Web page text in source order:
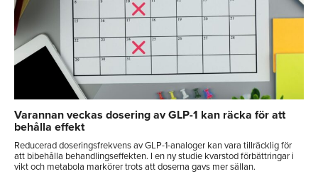
Varannan veckas dosering av GLP-1 kan räcka för att
behålla effekt
Reducerad doseringsfrekvens av GLP-1-analoger kan vara tillräcklig för
att bibehålla behandlingseffekten. I en ny studie kvarstod förbättringar i
vikt och metabola markörer trots att doserna gavs mer sällan.